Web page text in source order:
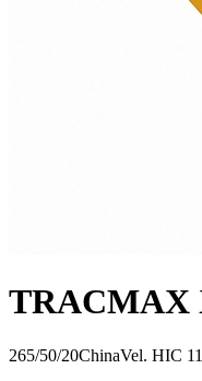
TRACMAX
265/50/20ChinaVel. HIC